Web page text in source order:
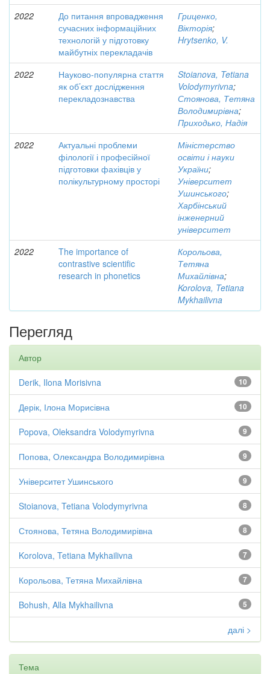
2022
До питання впровадження
сучасних інформаційних
технологій у підготовку
майбутніх перекладачів
Гриценко,
Вікторія;
Hrytsenko, V.
2022
Науково-популярна стаття
як об’єкт дослідження
перекладознавства
Stoianova, Tetiana
Volodymyrivna;
Стоянова, Тетяна
Володимирівна;
Приходько, Надія
2022
Актуальні проблеми
філології і професійної
підготовки фахівців у
полікультурному просторі
Міністерство
освіти і науки
України;
Університет
Ушинського;
Харбінський
інженерний
університет
2022
The importance of
contrastive scientific
research in phonetics
Корольова,
Тетяна
Михайлівна;
Korolova, Tetiana
Mykhailivna
Перегляд
Автор
10
Derik, Ilona Morisivna
10
Дерік, Ілона Морисівна
9
Popova, Oleksandra Volodymyrivna
9
Попова, Олександра Володимирівна
9
Університет Ушинського
8
Stoianova, Tetiana Volodymyrivna
8
Стоянова, Тетяна Володимирівна
7
Korolova, Tetiana Mykhailivna
7
Корольова, Тетяна Михайлівна
5
Bohush, Alla Mykhailivna
далі >
Тема